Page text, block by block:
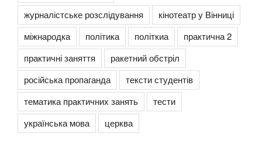
журналістське розслідування
кінотеатр у Вінниці
міжнародка
політика політкиа
практична 2
практичні заняття
ракетний обстріл
російська пропаганда
тексти студентів
тематика практичних занять
тести
українська мова
церква